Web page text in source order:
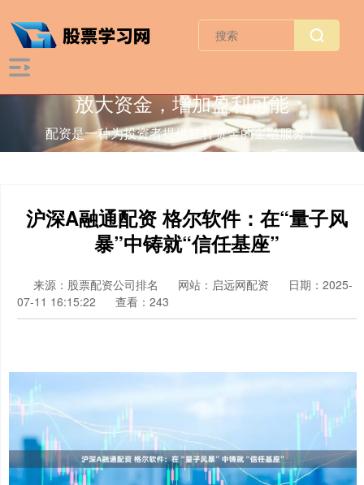
放大资金，增加盈利可能
配资是一种为投资者提供杠杆资金的金融服务！
沪深A融通配资 格尔软件：在“量子风
暴”中铸就“信任基座”
来源：股票配资公司排名 网站：启远网配资
日期：2025-
07-11 16:15:22
查看：243